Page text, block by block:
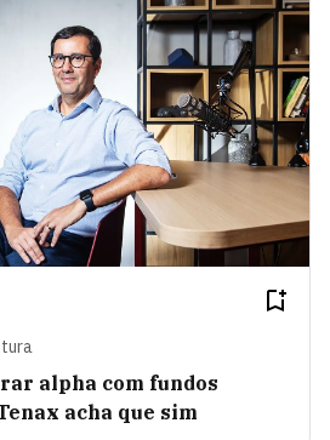
alpha com fundos
acha que sim